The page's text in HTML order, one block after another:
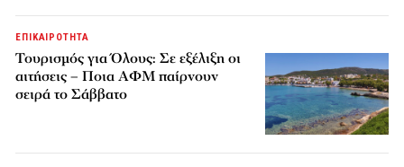
ΕΠΙΚΑΙΡΟΤΗΤΑ
Τουρισμός για Όλους: Σε εξέλιξη οι
αιτήσεις – Ποια ΑΦΜ παίρνουν
σειρά το Σάββατο